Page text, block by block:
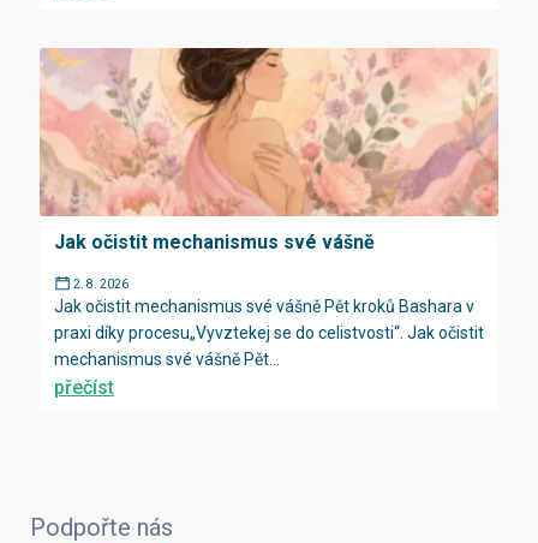
Jak očistit mechanismus své vášně
2. 8. 2026
Jak očistit mechanismus své vášně Pět kroků Bashara v
praxi díky procesu„Vyvztekej se do celistvosti“. Jak očistit
mechanismus své vášně Pět...
přečíst
Podpořte nás